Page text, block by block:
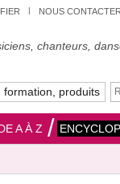
NOUS CONTACTER
chanteurs,
formation, produits
A À Z